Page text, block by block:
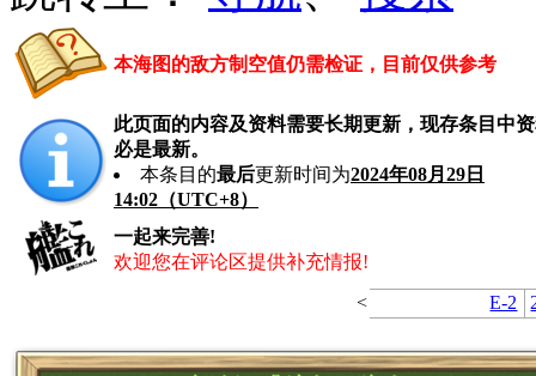
本海图的敌方制空值仍需检证，目前仅供参考
此页面的内容及资料需要长期更新，现存条目中
必是最新。
本条目的最后更新时间为2024年08月29日
14:02（UTC+8）
一起来完善!
欢迎您在评论区提供补充情报!
<
E-2